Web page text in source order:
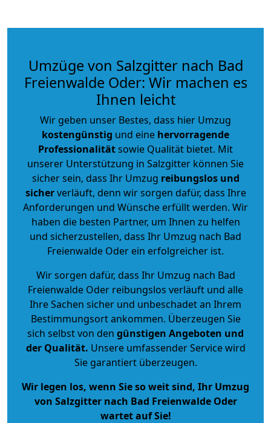
Umzüge von Salzgitter nach Bad
Freienwalde Oder: Wir machen es
Ihnen leicht
Wir geben unser Bestes, dass hier Umzug
kostengünstig und eine hervorragende
Professionalitätsowie Qualität bietet. Mit
unserer Unterstützung in Salzgitter können Sie
sicher sein, dass Ihr Umzug reibungslos und
sicherverläuft, denn wir sorgen dafür, dass Ihre
Anforderungen und Wünsche erfüllt werden. Wir
haben die besten Partner, um Ihnen zu helfen
und sicherzustellen, dass Ihr Umzug nach Bad
Freienwalde Oder ein erfolgreicher ist.
Wir sorgen dafür, dass Ihr Umzug nach Bad
Freienwalde Oder reibungslos verläuft und alle
Ihre Sachen sicher und unbeschadet an Ihrem
Bestimmungsort ankommen. Überzeugen Sie
sich selbst von den günstigen Angeboten und
der Qualität. Unsere umfassender Service wird
Sie garantiert überzeugen.
Wir legen los, wenn Sie so weit sind, Ihr Umzug
von Salzgitter nach Bad Freienwalde Oder
wartet auf Sie!